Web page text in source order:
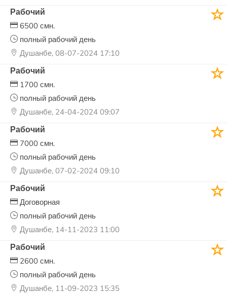
Рабочий
6500 смн.
полный рабочий день
Душанбе, 08-07-2024 17:10
Рабочий
1700 смн.
полный рабочий день
Душанбе, 24-04-2024 09:07
Рабочий
7000 смн.
полный рабочий день
Душанбе, 07-02-2024 09:10
Рабочий
Договорная
полный рабочий день
Душанбе, 14-11-2023 11:00
Рабочий
2600 смн.
полный рабочий день
Душанбе, 11-09-2023 15:35